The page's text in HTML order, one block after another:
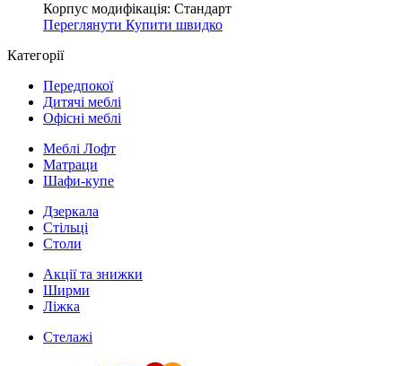
Корпус модифікація: Стандарт
Переглянути Купити швидко
Категорії
Передпокої
Дитячі меблі
Офісні меблі
Меблі Лофт
Матраци
Шафи-купе
Дзеркала
Стільці
Столи
Акції та знижки
Ширми
Ліжка
Стелажі